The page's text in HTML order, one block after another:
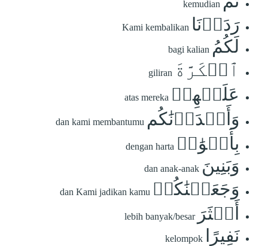
kemudian
رَدَدۡنَا Kami kembalikan
لَكُمُ bagi kalian
ٱلۡكَرَّةَ giliran
عَلَيۡهِمۡ atas mereka
وَأَمۡدَدۡنَٰكُم dan kami membantumu
بِأَمۡوَٰلٖ dengan harta
وَبَنِينَ dan anak-anak
وَجَعَلۡنَٰكُمۡ dan Kami jadikan kamu
أَكۡثَرَ lebih banyak/besar
نَفِيرًا kelompok